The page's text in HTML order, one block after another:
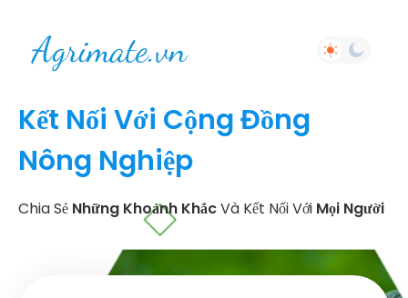
Kết Nối Với Cộng Đồng
Nông Nghiệp
Chia Sẻ Những Khoảnh KhắcVà Kết Nối Với Mọi Người